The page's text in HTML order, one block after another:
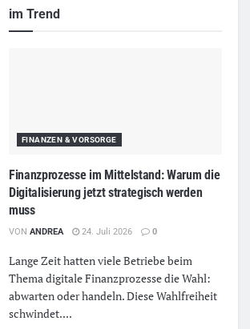
im Trend
FINANZEN & VORSORGE
Finanzprozesse im Mittelstand: Warum die
Digitalisierung jetzt strategisch werden
muss
VON ANDREA 24. Juli 2026 0
Lange Zeit hatten viele Betriebe beim
Thema digitale Finanzprozesse die Wahl:
abwarten oder handeln. Diese Wahlfreiheit
schwindet....